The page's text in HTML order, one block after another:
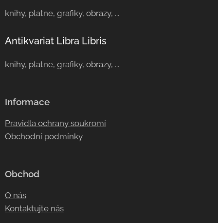
knihy, platne, grafiky, obrazy, ...
Antikvariat Libra Libris
knihy, platne, grafiky, obrazy, ...
Informace
Pravidla ochrany soukromí
Obchodní podmínky
Obchod
O nás
Kontaktujte nás